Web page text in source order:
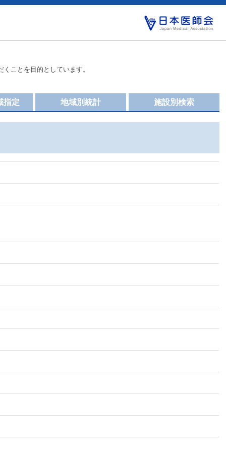
ことを目的としています。
施設別検索
地域別統計
指定